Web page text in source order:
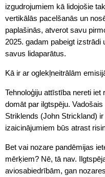
izgudrojumiem kā lidojošie
vertikālās pacelšanās un
paplašinās, atverot savu
2025. gadam pabeigt
savus lidaparātus.
Kā ir ar oglekļneitrālām
Tehnoloģiju attīstība nereti
domāt par ilgtspēju.
Striklends (John Strickland)
izaicinājumiem būs atrast
Bet vai nozare pandēmijas
mērķiem? Nē, tā nav.
aviosabiedrībām, gan